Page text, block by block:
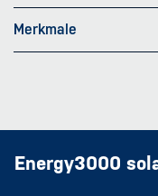
Merkmale
Energy3000